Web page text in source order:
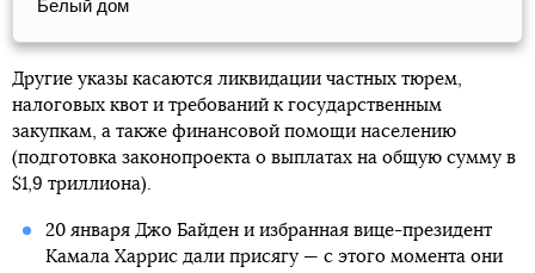
Белый дом
Другие указы касаются ликвидации частных тюрем,
налоговых квот и требований к государственным
закупкам, а также финансовой помощи населению
(подготовка законопроекта о выплатах на общую сумму в
$1,9 триллиона).
20 января Джо Байден и избранная вице-президент
Камала Харрис дали присягу — с этого момента они